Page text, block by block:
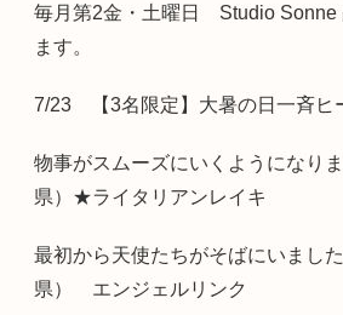
毎月第2金・土曜日 Studio Sonne
ます。
7/23 【3名限定】大暑の日一斉ヒ
物事がスムーズにいくようになり
県）★ライタリアンレイキ
最初から天使たちがそばにいまし
県） エンジェルリンク